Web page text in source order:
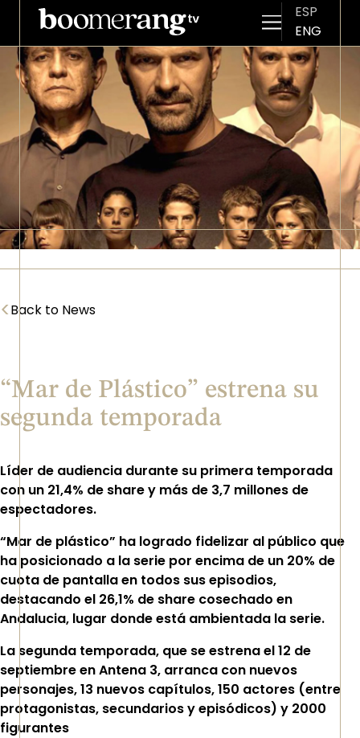
Skip to main content
ESP
ENG
Imagen
<Back to News
“Mar de Plástico” estrena su
segunda temporada
Líder de audiencia durante su primera temporada
con un 21,4% de share y más de 3,7 millones de
espectadores.
“Mar de plástico” ha logrado fidelizar al público que
ha posicionado a la serie por encima de un 20% de
cuota de pantalla en todos sus episodios,
destacando el 26,1% de share cosechado en
Andalucia, lugar donde está ambientada la serie.
La segunda temporada, que se estrena el 12 de
septiembre en Antena 3, arranca con nuevos
personajes, 13 nuevos capítulos, 150 actores (entre
protagonistas, secundarios y episódicos) y 2000
figurantes